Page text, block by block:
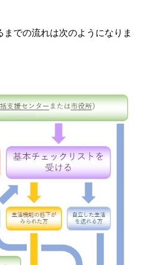
での流れは次のようになりま